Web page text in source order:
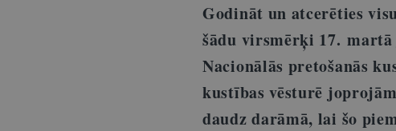
Godināt un atcerēties
šādu virsmērķi 17.
Nacionālās pretošanās
kustības vēsturē
daudz darāmā, lai šo